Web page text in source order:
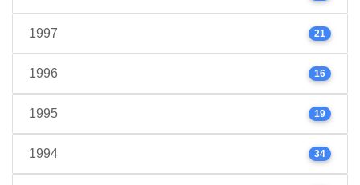
1997 21
1996 16
1995 19
1994 34